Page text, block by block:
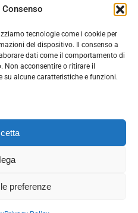
tecnologie come i cookie per
del dispositivo. Il consenso a
dati come il comportamento di
Non acconsentire o ritirare il
alcune caratteristiche e funzioni.
preferenze
Policy
Personali (DPO), figura specializzata che vigila sulle modalità
tutelare i Suoi dati personali.
può scrivere a
Codice Etico, consultabile al seguente link:
Codice Etico